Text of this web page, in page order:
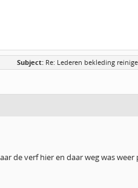
Subject: Re: Lederen bekleding
de verf hier en daar weg was